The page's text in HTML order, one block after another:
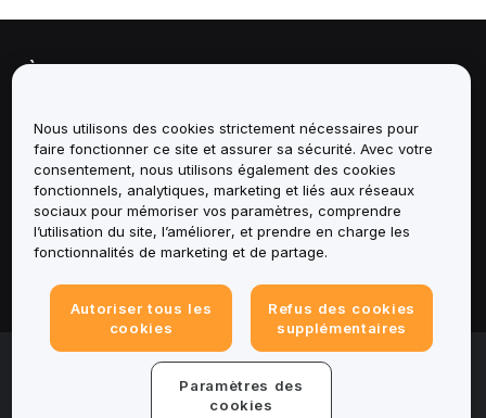
À propos de
Services
Assistance
Produits
Mentions légales
© 2025-2026 Bybit.eu. All rights reserved.
Conditions d'utilisation | Conditions de
Informations legales
Nous utilisons des cookies strictement nécessaires pour
faire fonctionner ce site et assurer sa sécurité. Avec votre
consentement, nous utilisons également des cookies
fonctionnels, analytiques, marketing et liés aux réseaux
sociaux pour mémoriser vos paramètres, comprendre
l’utilisation du site, l’améliorer, et prendre en charge les
fonctionnalités de marketing et de partage.
Autoriser tous les
cookies
Refus des cookies
supplémentaires
Paramètres des
cookies